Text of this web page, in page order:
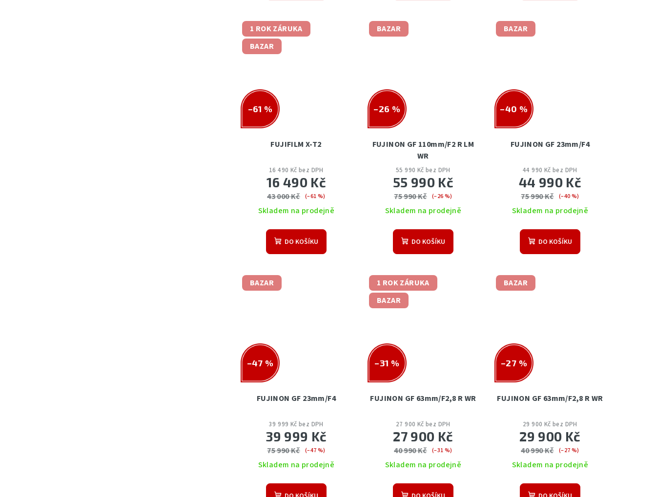
1 ROK ZÁRUKA
BAZAR
–61 %
FUJIFILM X-T2
16 490 Kč bez DPH
16 490 Kč
43 000 Kč (–61 %)
Skladem na prodejně
DO KOŠÍKU
BAZAR
–26 %
FUJINON GF 110mm/F2 R LM
WR
55 990 Kč bez DPH
55 990 Kč
75 990 Kč (–26 %)
Skladem na prodejně
DO KOŠÍKU
BAZAR
–40 %
FUJINON GF 23mm/F4
44 990 Kč bez DPH
44 990 Kč
75 990 Kč (–40 %)
Skladem na prodejně
DO KOŠÍKU
BAZAR
–47 %
FUJINON GF 23mm/F4
39 999 Kč bez DPH
39 999 Kč
75 990 Kč (–47 %)
Skladem na prodejně
1 ROK ZÁRUKA
BAZAR
–31 %
FUJINON GF 63mm/F2,8 R WR
27 900 Kč bez DPH
27 900 Kč
40 990 Kč (–31 %)
Skladem na prodejně
BAZAR
–27 %
FUJINON GF 63mm/F2,8 R WR
29 900 Kč bez DPH
29 900 Kč
40 990 Kč (–27 %)
Skladem na prodejně